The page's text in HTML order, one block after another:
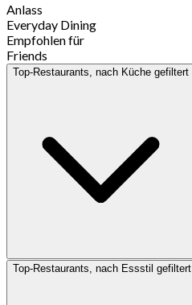
Anlass
Everyday Dining
Empfohlen für
Friends
Top-Restaurants, nach Küche gefiltert
Top-Restaurants, nach Essstil gefiltert